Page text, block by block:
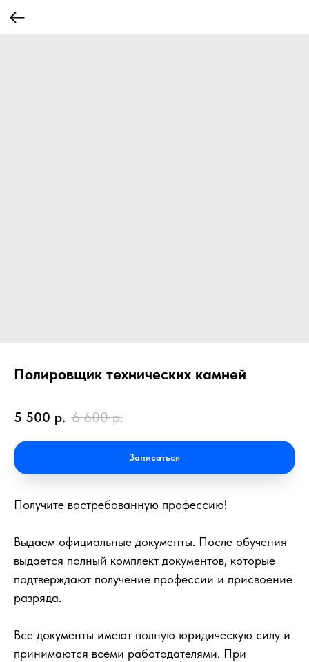
Полировщик технических камней
5 500 р. 6 600 р.
Записаться
Получите востребованную профессию!
Выдаем официальные документы. После обучения
выдается полный комплект документов, которые
подтверждают получение профессии и присвоение
разряда.
Все документы имеют полную юридическую силу и
принимаются всеми работодателями. При